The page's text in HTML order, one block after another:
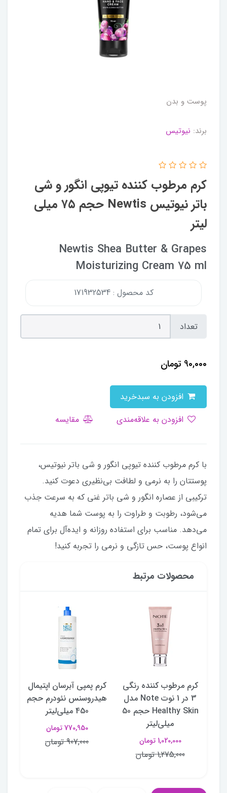
پوست و بدن
برند: نیوتیس
کرم مرطوب کننده تیوپی انگور و شی
باتر نیوتیس Newtis حجم ۷۵ میلی
لیتر
Newtis Shea Butter & Grapes
Moisturizing Cream 75 ml
کد محصول : 171932534
تعداد
90,000 تومان
مقایسه
با کرم مرطوب کننده تیوپی انگور و شی باتر نیوتیس،
پوستتان را به نرمی و لطافت بی‌نظیری دعوت کنید.
ترکیبی از عصاره انگور و شی باتر غنی که به سرعت جذب
می‌شود، رطوبت و طراوت را به پوست شما هدیه
می‌دهد. مناسب برای استفاده روزانه و ایده‌آل برای تمام
انواع پوست، حس تازگی و نرمی را تجربه کنید!
محصولات مرتبط
کرم مرطوب کننده رنگی
3 در 1 نوت Note مدل
Healthy Skin حجم 50
میلی‌لیتر
1,020,000 تومان
1,275,000 تومان
کرم پمپی آبرسان اپتیمال
هیدروسنس نئودرم حجم
450 میلی‌لیتر
770,950 تومان
907,000 تومان